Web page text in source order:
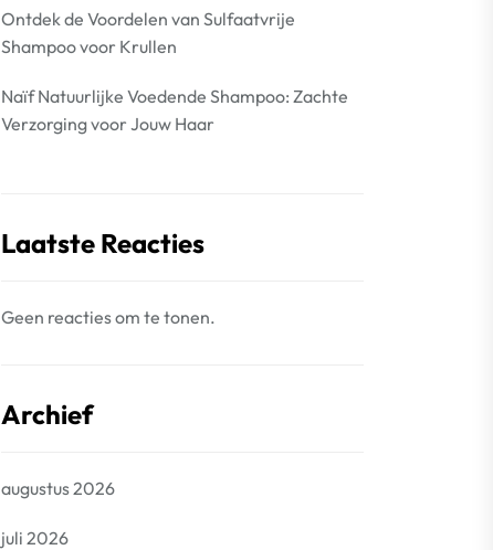
Ontdek de Voordelen van Sulfaatvrije
Shampoo voor Krullen
Naïf Natuurlijke Voedende Shampoo: Zachte
Verzorging voor Jouw Haar
Laatste Reacties
Geen reacties om te tonen.
Archief
augustus 2026
juli 2026